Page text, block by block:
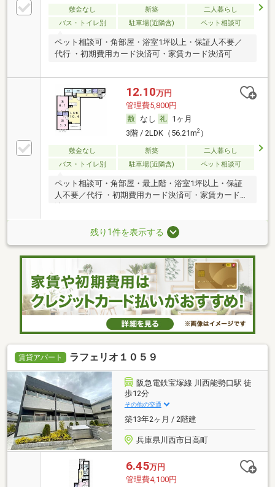
敷金なし 新築
二人暮らし
バス・トイレ別
駐車場(近隣含) ペット相談可
ペット相談可・角部屋・浴室1坪以上・保証人不要／
代行 ・初期費用カード決済可・家賃カード決済可
12.10万円
管理費5,800円
なし
1ヶ月
3階 / 2LDK（56.21m2）
敷金なし 新築
二人暮らし
バス・トイレ別
駐車場(近隣含) ペット相談可
ペット相談可・角部屋・最上階・浴室1坪以上・保証
人不要／代行 ・初期費用カード決済可・家賃カード決
済可
残り1件を表示する
賃貸アパート ラフェリオ１０５９
阪急電鉄宝塚線 川西能勢口駅 徒
歩12分
その他の交通
築13年2ヶ月 / 2階建
兵庫県川西市日高町
6.45万円
管理費4,100円